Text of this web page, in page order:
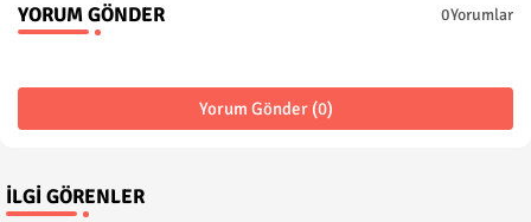
YORUM GÖNDER 0Yorumlar
Yorum Gönder (0)
İLGI GÖRENLER